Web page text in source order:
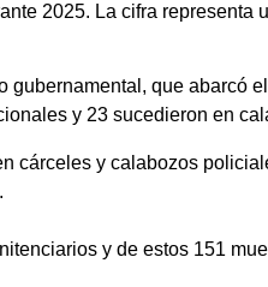
2025. La cifra representa
que abarcó
y 23 sucedieron en
cárceles y calabozos
y de estos 151